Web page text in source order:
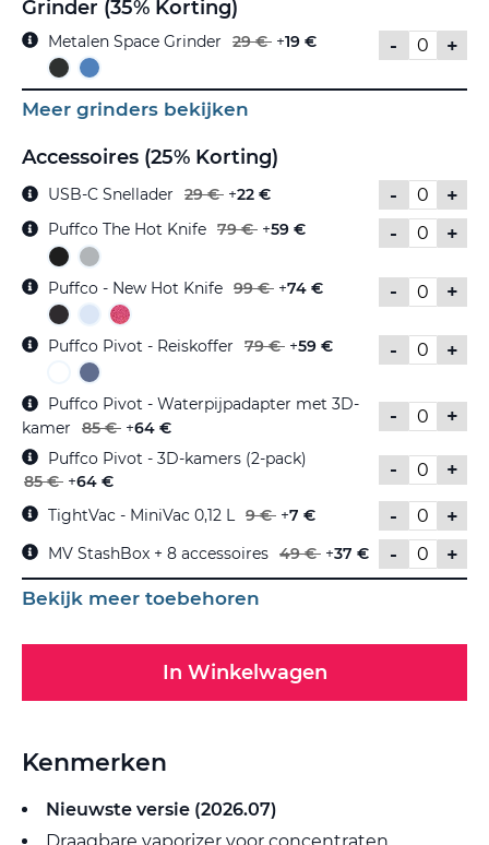
Grinder (35% Korting)
-
+
Metalen Space Grinder 29 € +19 €
Meer grinders bekijken
Accessoires (25% Korting)
-
+
USB-C Snellader 29 € +22 €
- +
Puffco The Hot Knife 79 € +59 €
- +
Puffco - New Hot Knife 99 € +74 €
- +
Puffco Pivot - Reiskoffer 79 € +59 €
- +
Puffco Pivot - Waterpijpadapter met 3D-
kamer
85 € +64 €
- +
Puffco Pivot - 3D-kamers (2-pack)
85 € +64 €
- +
TightVac - MiniVac 0,12 L 9 € +7 €
- +
MV StashBox + 8 accessoires 49 € +37 €
Bekijk meer toebehoren
In Winkelwagen
Kenmerken
Nieuwste versie (2026.07)